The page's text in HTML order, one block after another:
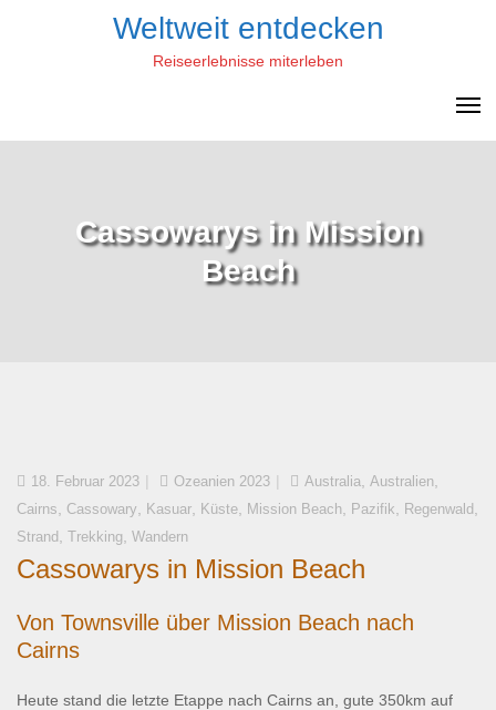
Weltweit entdecken
Reiseerlebnisse miterleben
Cassowarys in Mission
Beach
18. Februar 2023 Ozeanien 2023 Australia Australien
Cairns Cassowary Kasuar Küste Mission Beach Pazifik Regenwald
Strand Trekking Wandern
Cassowarys in Mission Beach
Von Townsville über Mission Beach nach
Cairns
Heute stand die letzte Etappe nach Cairns an, gute 350km auf